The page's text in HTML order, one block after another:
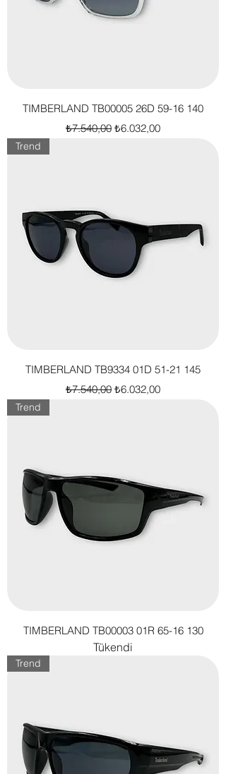
TIMBERLAND TB00005 26D 59-16 140
Normal Fiyat
₺7.540,00 İndirimli Fiyat
₺6.032,00
Trend
TIMBERLAND TB9334 01D 51-21 145
Normal Fiyat
₺7.540,00 İndirimli Fiyat
₺6.032,00
Trend
TIMBERLAND TB00003 01R 65-16 130
Tükendi
Trend